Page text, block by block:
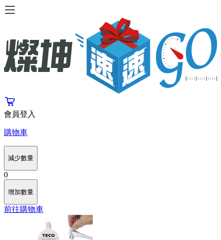
會員登入
購物車
減少數量
0
增加數量
前往購物車